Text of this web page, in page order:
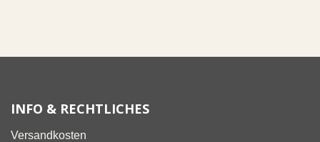
INFO & RECHTLICHES
Versandkosten